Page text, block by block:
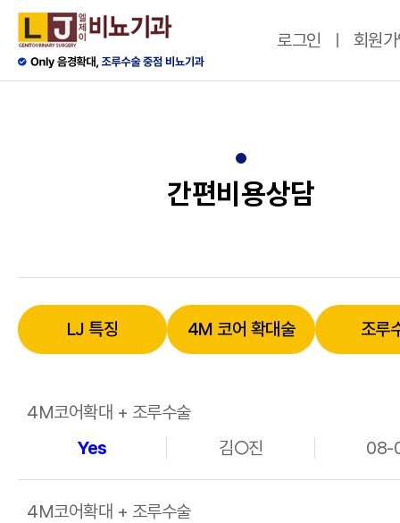
로그인 회원
간편비용상담
LJ 특징 4M 코어 확대술 조루
4M코어확대 + 조루수술
Yes
김○진 08-
4M코어확대 + 조루수술